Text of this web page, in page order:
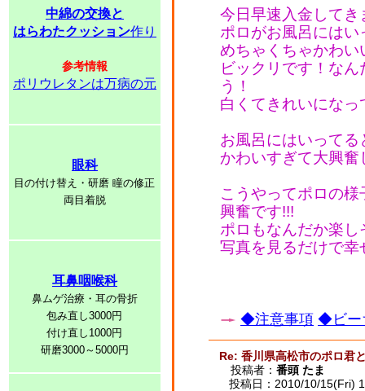
中綿の交換と
はらわたクッション作り
参考情報
ポリウレタンは万病の元
眼科
目の付け替え・研磨 瞳の修正
両目着脱
耳鼻咽喉科
鼻ムゲ治療・耳の骨折
包み直し3000円
付け直し1000円
研磨3000～5000円
今日早速入金してき
ポロがお風呂にはい
めちゃくちゃかわ
ビックリです！な
う！
白くてきれいにな
お風呂にはいって
かわいすぎて大興奮
こうやってポロの
興奮です!!!
ポロもなんだか楽し
写真を見るだけで
◆注意事項 ◆ビー
Re: 香川県高松市のポロ君
投稿者： 番頭 たま
投稿日：2010/10/15(Fri)